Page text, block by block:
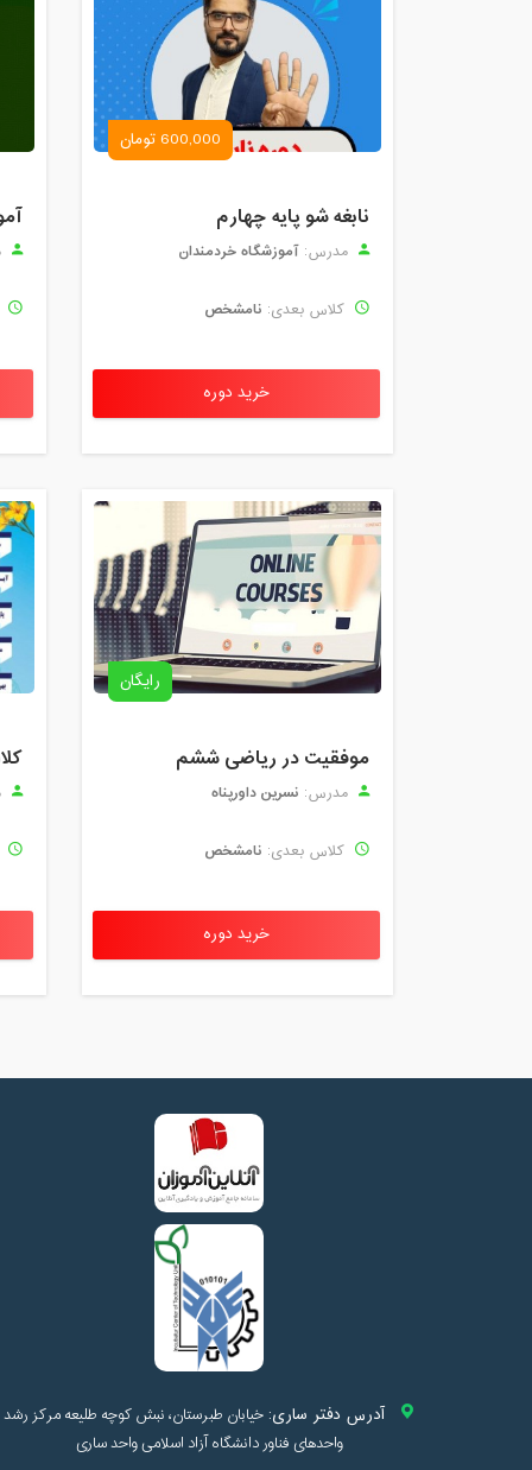
600,000 تومان
نابغه شو پایه چهارم
مدرس: آموزشگاه خردمندان
کلاس بعدی: نامشخص
خرید دوره
رایگان
موفقیت در ریاضی ششم
مدرس: نسرین داورپناه
کلاس بعدی: نامشخص
خرید دوره
آدرس دفتر ساری: خیابان طبرستان، نبش کوچه طلیعه مرکز رشد
واحدهای فناور دانشگاه آزاد اسلامی واحد ساری